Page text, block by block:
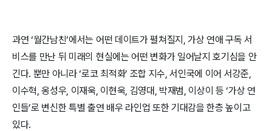
과연 ‘월간남친’에서는 어떤 데이트가 펼쳐질지, 가상 연애 구독 서
비스를 만난 뒤 미래의 현실에는 어떤 변화가 일어날지 호기심을 안
긴다. 뿐만 아니라 ‘로코 최적화’ 조합 지수, 서인국에 이어 서강준,
이수혁, 옹성우, 이재욱, 이현욱, 김영대, 박재범, 이상이 등 ‘가상 연
인들’로 변신한 특별 출연 배우 라인업 또한 기대감을 한층 높이고
있다.